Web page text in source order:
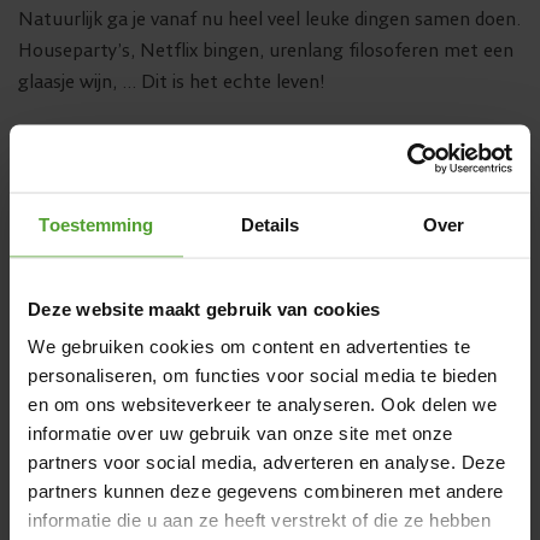
Toestemming Details Over
Deze website maakt gebruik van cookies
We gebruiken cookies om content en advertenties te
personaliseren, om functies voor social media te bieden
en om ons websiteverkeer te analyseren. Ook delen we
informatie over uw gebruik van onze site met onze
partners voor social media, adverteren en analyse. Deze
partners kunnen deze gegevens combineren met andere
informatie die u aan ze heeft verstrekt of die ze hebben
Natuurlijk ga je vanaf nu heel veel leuke dingen samen doen.
Houseparty’s, Netflix bingen, urenlang filosoferen met een
glaasje wijn, … Dit is het echte leven!
wat zeker zo belangrijk is, is me-time. Blijf jouw
hobby’s doen en je eigen vrienden zien, en doe dat liefst
buitenshuis. Het is niet omdat je met iemand samenwoont,
Op die manier krijgt samenwonen een langetermijndimensie.
Tip 4: Respect voor privacy
De vorige tip doet meteen denken aan het recht op privacy.
Iemands privacy schenden betekent formeel ‘zich
ongevraagd met zijn of haar privéleven bemoeien’. En daar